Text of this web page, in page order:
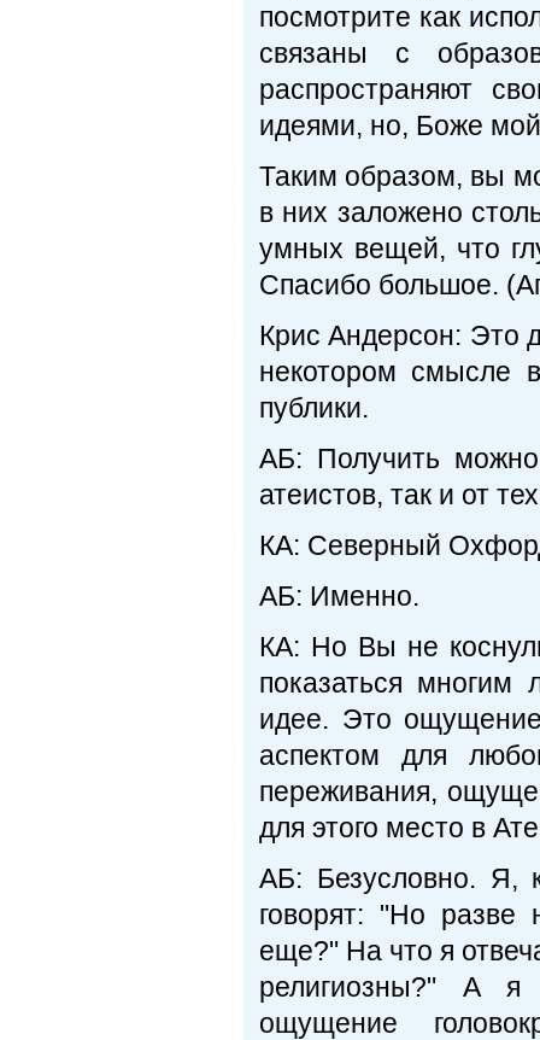
посмотрите как
связаны с
распространяют
идеями, но, Боже
Таким образом, вы
в них заложено
умных вещей, что
Спасибо большое.
Крис Андерсон: Это
некотором смысле
публики.
АБ: Получить
атеистов, так и от
КА: Северный
АБ: Именно.
КА: Но Вы не
показаться
идее. Это
аспектом для
переживания,
для этого место в
АБ: Безусловно. Я,
говорят: "Но
еще?" На что я
религиозны?" А
ощущение